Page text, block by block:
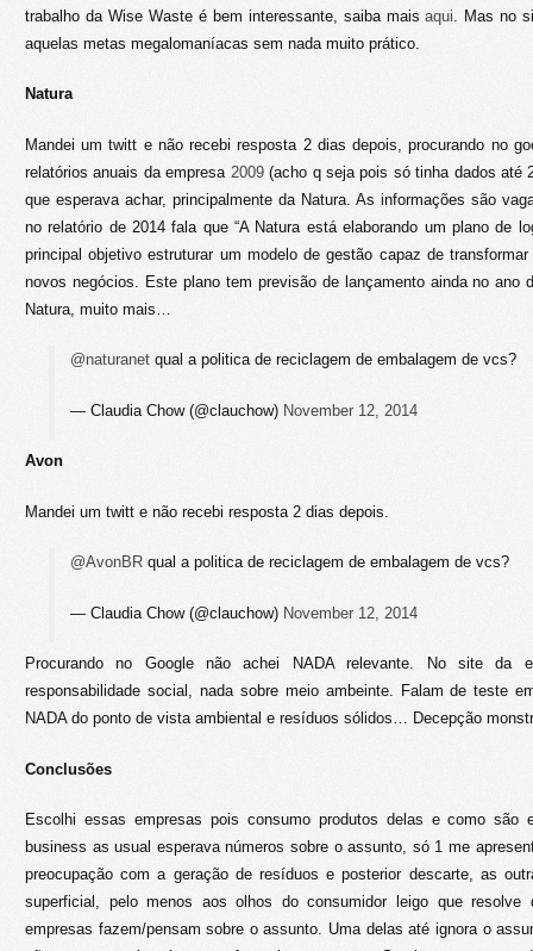
trabalho da Wise Waste é bem interessante, saiba maisaqui . Mas no
aquelas metas megalomaníacas sem nada muito prático.
Natura
Mandei um twitt e não recebi resposta 2 dias depois, procurando no
relatórios anuais da empresa 2009(acho q seja pois só tinha dados até
que esperava achar, principalmente da Natura. As informações são
no relatório de 2014 fala que “A Natura está elaborando um plano de
principal objetivo estruturar um modelo de gestão capaz de
novos negócios. Este plano tem previsão de lançamento ainda no ano
Natura, muito mais…
@naturanetqual a politica de reciclagem de embalagem de vcs?
— Claudia Chow (@clauchow) November 12, 2014
Avon
Mandei um twitt e não recebi resposta 2 dias depois.
@AvonBRqual a politica de reciclagem de embalagem de vcs?
— Claudia Chow (@clauchow) November 12, 2014
Procurando no Google não achei NADA relevante. No site da
responsabilidade social, nada sobre meio ambeinte. Falam de teste
NADA do ponto de vista ambiental e resíduos sólidos… Decepção
Conclusões
Escolhi essas empresas pois consumo produtos delas e como são
business as usual esperava números sobre o assunto, só 1 me
preocupação com a geração de resíduos e posterior descarte, as
superficial, pelo menos aos olhos do consumidor leigo que
empresas fazem/pensam sobre o assunto. Uma delas até ignora o